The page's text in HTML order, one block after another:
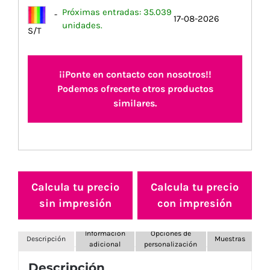
-
S/T
Próximas entradas: 35.039
unidades.
17-08-2026
¡¡Ponte en contacto con nosotros!!
Podemos ofrecerte otros productos
similares.
Calcula tu precio
sin impresión
Calcula tu precio
con impresión
Descripción
Información
adicional
Opciones de
personalización
Muestras